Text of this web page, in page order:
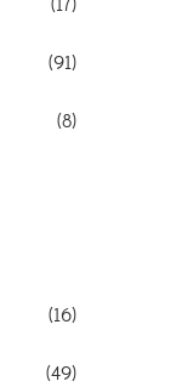
(17)
(91)
(8)
(16)
(49)